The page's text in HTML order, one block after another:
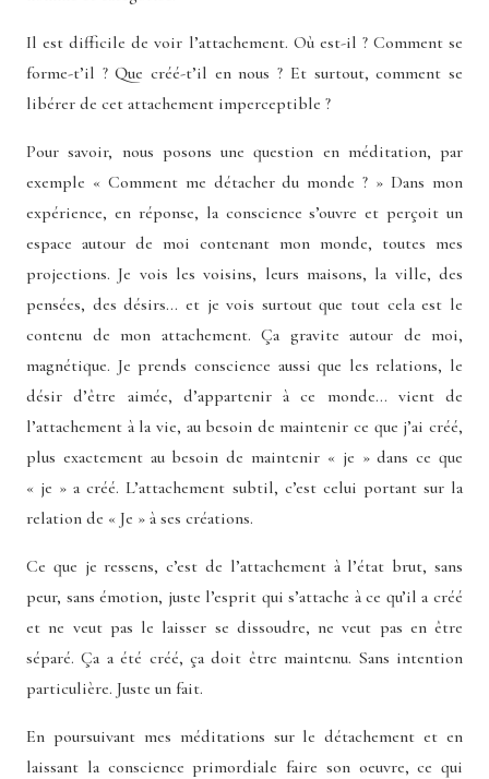
Il est difficile de voir l’attachement. Où est-il ? Comment se
forme-t’il ? Que créé-t’il en nous ? Et surtout, comment se
libérer de cet attachement imperceptible ?
Pour savoir, nous posons une question en méditation, par
exemple « Comment me détacher du monde ? » Dans mon
expérience, en réponse, la conscience s’ouvre et perçoit un
espace autour de moi contenant mon monde, toutes mes
projections. Je vois les voisins, leurs maisons, la ville, des
pensées, des désirs… et je vois surtout que tout cela est le
contenu de mon attachement. Ça gravite autour de moi,
magnétique. Je prends conscience aussi que les relations, le
désir d’être aimée, d’appartenir à ce monde… vient de
l’attachement à la vie, au besoin de maintenir ce que j’ai créé,
plus exactement au besoin de maintenir « je » dans ce que
« je » a créé. L’attachement subtil, c’est celui portant sur la
relation de « Je » à ses créations.
Ce que je ressens, c’est de l’attachement à l’état brut, sans
peur, sans émotion, juste l’esprit qui s’attache à ce qu’il a créé
et ne veut pas le laisser se dissoudre, ne veut pas en être
séparé. Ça a été créé, ça doit être maintenu. Sans intention
particulière. Juste un fait.
En poursuivant mes méditations sur le détachement et en
laissant la conscience primordiale faire son oeuvre, ce qui